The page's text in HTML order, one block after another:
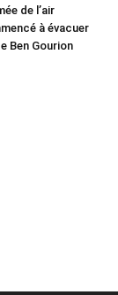
de l’air
à évacuer
Ben Gourion